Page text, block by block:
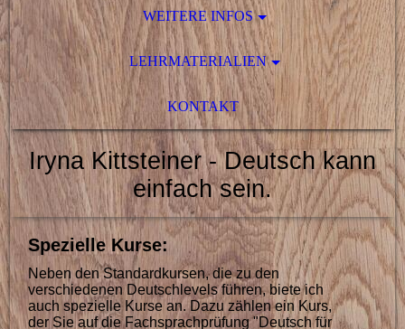
WEITERE INFOS
LEHRMATERIALIEN
KONTAKT
Iryna Kittsteiner - Deutsch kann
einfach sein.
Spezielle Kurse:
Neben den Standardkursen, die zu den
verschiedenen Deutschlevels führen, biete ich
auch spezielle Kurse an. Dazu zählen ein Kurs,
der Sie auf die Fachsprachprüfung "Deutsch für